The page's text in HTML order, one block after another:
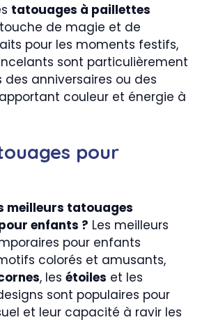
tatouages à paillettes
de magie et de
pour les moments festifs,
sont particulièrement
des anniversaires ou des
couleur et énergie à
pour
meilleurs tatouages
enfants ? Les meilleurs
pour enfants
colorés et amusants,
, les étoiles et les
sont populaires pour
et leur capacité à ravir les